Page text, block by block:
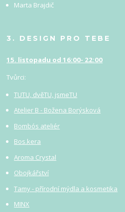
Marta Brajdič
3. DESIGN PRO TEBE
15. listopadu od 16:00- 22:00
Tvůrci:
TUTU, dvěTU, jsmeTU
Atelier B - Božena Borýsková
Bombós ateliér
Bos.kera
Aroma Crystal
Obojkářství
Tamy - přírodní mýdla a kosmetika
MINX